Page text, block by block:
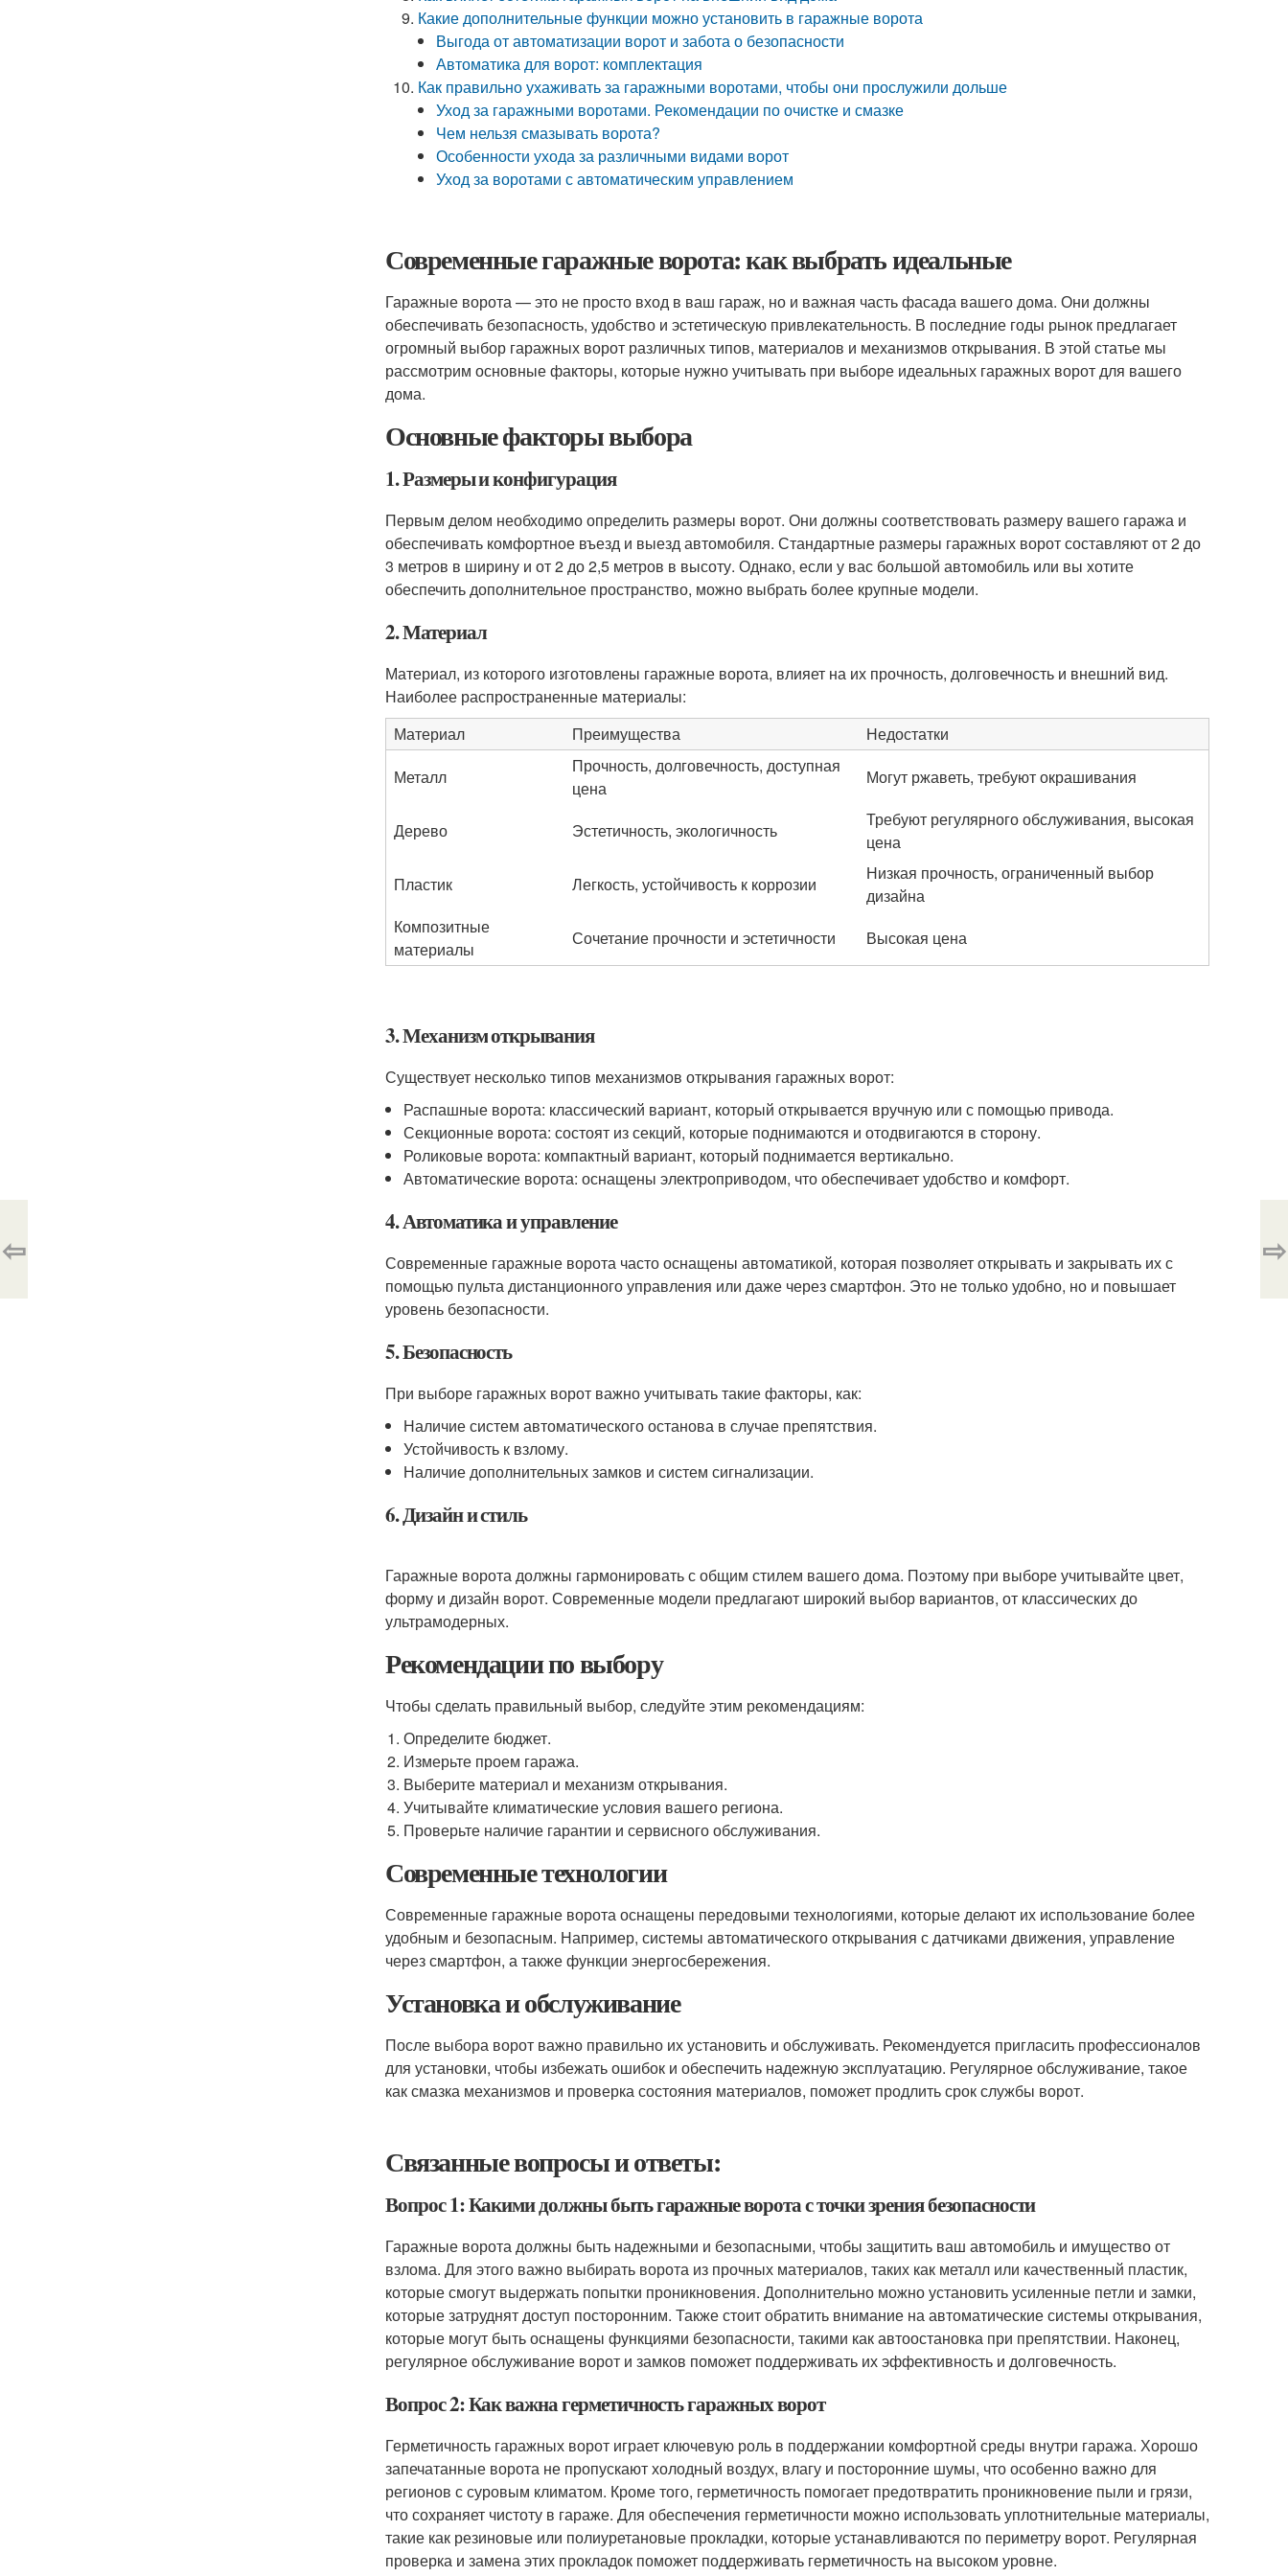
Какие дополнительные функции можно установить в гаражные ворота
Выгода от автоматизации ворот и забота о безопасности
Автоматика для ворот: комплектация
Как правильно ухаживать за гаражными воротами, чтобы они прослужили дольше
Уход за гаражными воротами. Рекомендации по очистке и смазке
Чем нельзя смазывать ворота?
Особенности ухода за различными видами ворот
Уход за воротами с автоматическим управлением
Современные гаражные ворота: как выбрать идеальные
Гаражные ворота — это не просто вход в ваш гараж, но и важная часть фасада вашего дома. Они должны
обеспечивать безопасность, удобство и эстетическую привлекательность. В последние годы рынок предлагает
огромный выбор гаражных ворот различных типов, материалов и механизмов открывания. В этой статье мы
рассмотрим основные факторы, которые нужно учитывать при выборе идеальных гаражных ворот для вашего
дома.
Основные факторы выбора
1. Размеры и конфигурация
Первым делом необходимо определить размеры ворот. Они должны соответствовать размеру вашего гаража и
обеспечивать комфортное въезд и выезд автомобиля. Стандартные размеры гаражных ворот составляют от 2 до
3 метров в ширину и от 2 до 2,5 метров в высоту. Однако, если у вас большой автомобиль или вы хотите
обеспечить дополнительное пространство, можно выбрать более крупные модели.
2. Материал
Материал, из которого изготовлены гаражные ворота, влияет на их прочность, долговечность и внешний вид.
Наиболее распространенные материалы:
Материал
Преимущества
Недостатки
Металл
Прочность, долговечность, доступная
цена
Могут ржаветь, требуют окрашивания
Дерево Эстетичность, экологичность
Требуют регулярного обслуживания, высокая
цена
Пластик
Легкость, устойчивость к коррозии
Низкая прочность, ограниченный выбор
дизайна
Композитные
материалы
Сочетание прочности и эстетичности Высокая цена
3. Механизм открывания
Существует несколько типов механизмов открывания гаражных ворот:
Распашные ворота: классический вариант, который открывается вручную или с помощью привода.
Секционные ворота: состоят из секций, которые поднимаются и отодвигаются в сторону.
Роликовые ворота: компактный вариант, который поднимается вертикально.
Автоматические ворота: оснащены электроприводом, что обеспечивает удобство и комфорт.
4. Автоматика и управление
Современные гаражные ворота часто оснащены автоматикой, которая позволяет открывать и закрывать их с
помощью пульта дистанционного управления или даже через смартфон. Это не только удобно, но и повышает
уровень безопасности.
5. Безопасность
При выборе гаражных ворот важно учитывать такие факторы, как:
Наличие систем автоматического останова в случае препятствия.
Устойчивость к взлому.
Наличие дополнительных замков и систем сигнализации.
6. Дизайн и стиль
Гаражные ворота должны гармонировать с общим стилем вашего дома. Поэтому при выборе учитывайте цвет,
форму и дизайн ворот. Современные модели предлагают широкий выбор вариантов, от классических до
ультрамодерных.
Рекомендации по выбору
Чтобы сделать правильный выбор, следуйте этим рекомендациям:
Определите бюджет.
Измерьте проем гаража.
Выберите материал и механизм открывания.
Учитывайте климатические условия вашего региона.
Проверьте наличие гарантии и сервисного обслуживания.
Современные технологии
Современные гаражные ворота оснащены передовыми технологиями, которые делают их использование более
удобным и безопасным. Например, системы автоматического открывания с датчиками движения, управление
через смартфон, а также функции энергосбережения.
Установка и обслуживание
После выбора ворот важно правильно их установить и обслуживать. Рекомендуется пригласить профессионалов
для установки, чтобы избежать ошибок и обеспечить надежную эксплуатацию. Регулярное обслуживание, такое
как смазка механизмов и проверка состояния материалов, поможет продлить срок службы ворот.
Связанные вопросы и ответы:
Вопрос 1: Какими должны быть гаражные ворота с точки зрения безопасности
Гаражные ворота должны быть надежными и безопасными, чтобы защитить ваш автомобиль и имущество от
взлома. Для этого важно выбирать ворота из прочных материалов, таких как металл или качественный пластик,
которые смогут выдержать попытки проникновения. Дополнительно можно установить усиленные петли и замки,
которые затруднят доступ посторонним. Также стоит обратить внимание на автоматические системы открывания,
которые могут быть оснащены функциями безопасности, такими как автоостановка при препятствии. Наконец,
регулярное обслуживание ворот и замков поможет поддерживать их эффективность и долговечность.
Вопрос 2: Как важна герметичность гаражных ворот
Герметичность гаражных ворот играет ключевую роль в поддержании комфортной среды внутри гаража. Хорошо
запечатанные ворота не пропускают холодный воздух, влагу и посторонние шумы, что особенно важно для
регионов с суровым климатом. Кроме того, герметичность помогает предотвратить проникновение пыли и грязи,
что сохраняет чистоту в гараже. Для обеспечения герметичности можно использовать уплотнительные материалы,
такие как резиновые или полиуретановые прокладки, которые устанавливаются по периметру ворот. Регулярная
проверка и замена этих прокладок поможет поддерживать герметичность на высоком уровне.
⇦ ⇨